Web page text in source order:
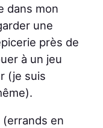
dans mon
une
près de
à un jeu
(je suis
(errands en